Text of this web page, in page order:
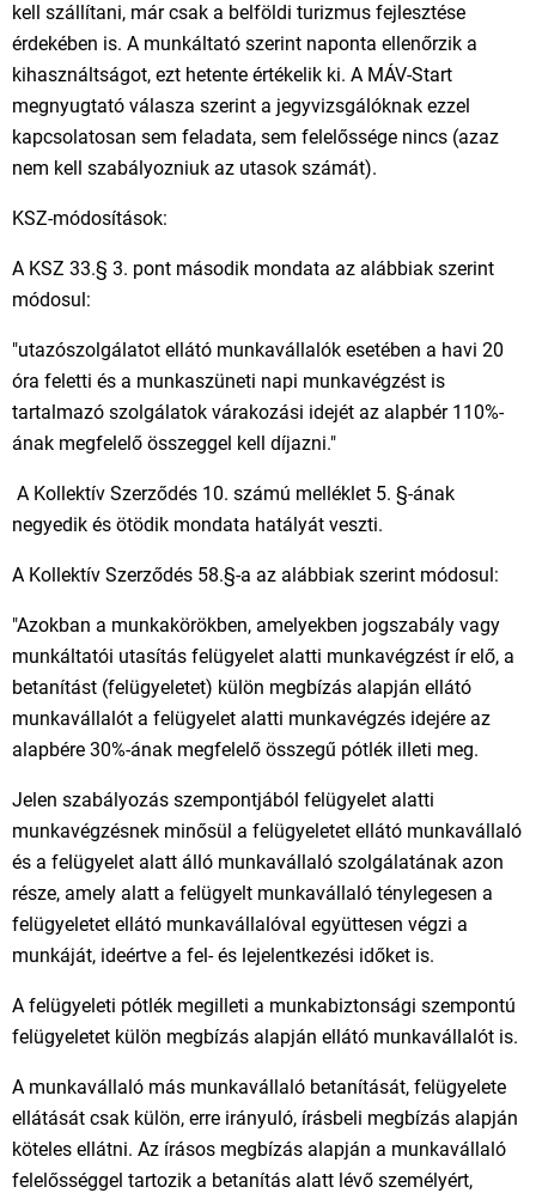
kell szállítani, már csak a belföldi turizmus fejlesztése
érdekében is. A munkáltató szerint naponta ellenőrzik a
kihasználtságot, ezt hetente értékelik ki. A MÁV-Start
megnyugtató válasza szerint a jegyvizsgálóknak ezzel
kapcsolatosan sem feladata, sem felelőssége nincs (azaz
nem kell szabályozniuk az utasok számát).
KSZ-módosítások:
A KSZ 33.§ 3. pont második mondata az alábbiak szerint
módosul:
"utazószolgálatot ellátó munkavállalók esetében a havi 20
óra feletti és a munkaszüneti napi munkavégzést is
tartalmazó szolgálatok várakozási idejét az alapbér 110%-
ának megfelelő összeggel kell díjazni."
A Kollektív Szerződés 10. számú melléklet 5. §-ának
negyedik és ötödik mondata hatályát veszti.
A Kollektív Szerződés 58.§-a az alábbiak szerint módosul:
"Azokban a munkakörökben, amelyekben jogszabály vagy
munkáltatói utasítás felügyelet alatti munkavégzést ír elő, a
betanítást (felügyeletet) külön megbízás alapján ellátó
munkavállalót a felügyelet alatti munkavégzés idejére az
alapbére 30%-ának megfelelő összegű pótlék illeti meg.
Jelen szabályozás szempontjából felügyelet alatti
munkavégzésnek minősül a felügyeletet ellátó munkavállaló
és a felügyelet alatt álló munkavállaló szolgálatának azon
része, amely alatt a felügyelt munkavállaló ténylegesen a
felügyeletet ellátó munkavállalóval együttesen végzi a
munkáját, ideértve a fel- és lejelentkezési időket is.
A felügyeleti pótlék megilleti a munkabiztonsági szempontú
felügyeletet külön megbízás alapján ellátó munkavállalót is.
A munkavállaló más munkavállaló betanítását, felügyelete
ellátását csak külön, erre irányuló, írásbeli megbízás alapján
köteles ellátni. Az írásos megbízás alapján a munkavállaló
felelősséggel tartozik a betanítás alatt lévő személyért,